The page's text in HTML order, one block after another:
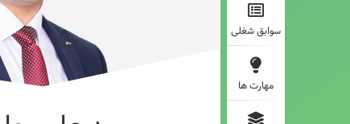
سوابق شغلی
مهارت ها